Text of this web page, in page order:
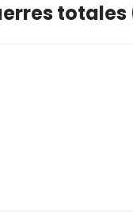
totales